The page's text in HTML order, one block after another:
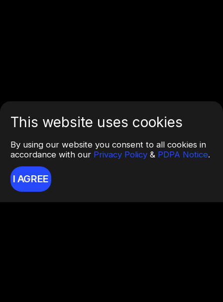
This website uses cookies
By using our website you consent to all cookies in
accordance with our Privacy Policy & PDPA Notice.
I AGREE